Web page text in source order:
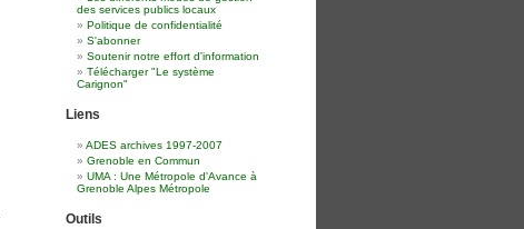
des services publics locaux
Politique de confidentialité
S'abonner
Soutenir notre effort d'information
Télécharger "Le système
Carignon"
Liens
ADES archives 1997-2007
Grenoble en Commun
UMA : Une Métropole d'Avance à
Grenoble Alpes Métropole
Outils